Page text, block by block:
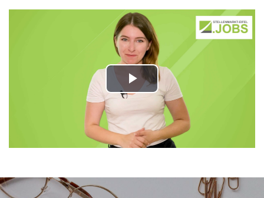
Play
Video